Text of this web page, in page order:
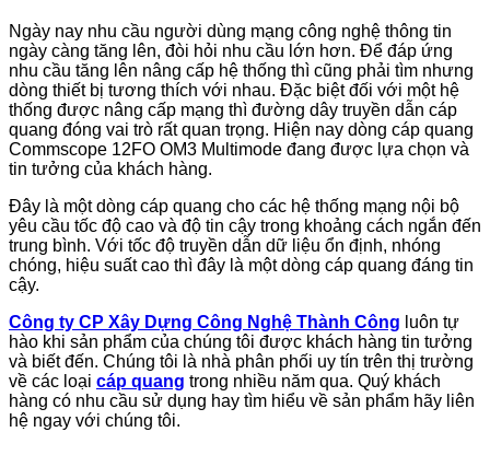
Ngày nay nhu cầu người dùng mạng công nghệ thông tin
ngày càng tăng lên, đòi hỏi nhu cầu lớn hơn. Để đáp ứng
nhu cầu tăng lên nâng cấp hệ thống thì cũng phải tìm nhưng
dòng thiết bị tương thích với nhau. Đặc biệt đối với một hệ
thống được nâng cấp mạng thì đường dây truyền dẫn cáp
quang đóng vai trò rất quan trọng. Hiện nay dòng cáp quang
Commscope 12FO OM3 Multimode đang được lựa chọn và
tin tưởng của khách hàng.
Đây là một dòng cáp quang cho các hệ thống mạng nội bộ
yêu cầu tốc độ cao và độ tin cậy trong khoảng cách ngắn đến
trung bình. Với tốc độ truyền dẫn dữ liệu ổn định, nhóng
chóng, hiệu suất cao thì đây là một dòng cáp quang đáng tin
cậy.
Công ty CP Xây Dựng Công Nghệ Thành Công luôn tự
hào khi sản phẩm của chúng tôi được khách hàng tin tưởng
và biết đến. Chúng tôi là nhà phân phối uy tín trên thị trường
về các loại cáp quang trong nhiều năm qua. Quý khách
hàng có nhu cầu sử dụng hay tìm hiểu về sản phẩm hãy liên
hệ ngay với chúng tôi.